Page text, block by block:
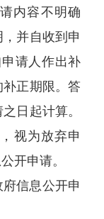
内容不明确
并自收到申
请人作出补
正期限。答
日起计算。
视为放弃申
开申请。
信息公开申